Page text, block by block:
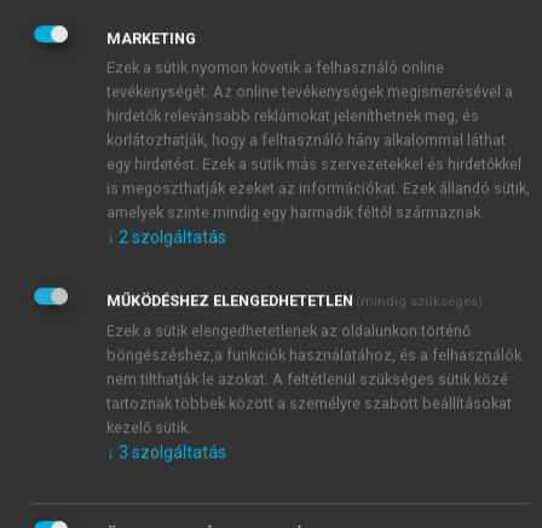
vagy vegyes praxis esetén gyerekek, és ahol
pszichés háttértényezővel jelentkeznek a
betegek, ott hosszabb időt kell szánni a
rendelésre.
A hátrányos helyzetűek és az alacsony
iskolázottságúak több feladatot adnak.
A klinikai case-mix is szerepet játszik a kezelési
idő alakulásában.
Időpontra rendelt betegek.Magyarországon a
háziorvosi ellátás időpontra rendelés alapján
történik. Ezzel szabályozhatóvá és
áttekinthetőbbé válik a betegellátás, kevesebb
beteg jelentkezik be, mint ha a rendelés
„nyitott”, azaz nincs szabályozó tényező.
működik a praxisához tartozó nővérrel,
MARKETING
Ezek a sütik nyomon követik a felhasználó online
tevékenységét. Az online tevékenységek megismerésével a
hirdetők relevánsabb reklámokat jeleníthetnek meg, és
korlátozhatják, hogy a felhasználó hány alkalommal láthat
egy hirdetést. Ezek a sütik más szervezetekkel és hirdetőkkel
is megoszthatják ezeket az információkat. Ezek állandó sütik,
amelyek szinte mindig egy harmadik féltől származnak.
↓ 2szolgáltatás
MŰKÖDÉSHEZ ELENGEDHETETLEN (mindig szükséges)
Ezek a sütik elengedhetetlenek az oldalunkon történő
böngészéshez,a funkciók használatához, és a felhasználók
nem tilthatják le azokat. A feltétlenül szükséges sütik közé
tartoznak többek között a személyre szabott beállításokat
kezelő sütik.
↓ 3 szolgáltatás